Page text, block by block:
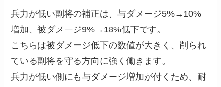
兵力が低い副将の補正は、与ダメージ5%→10%
増加、被ダメージ9%→18%低下です。
こちらは被ダメージ低下の数値が大きく、削られ
ている副将を守る方向に強く働きます。
兵力が低い側にも与ダメージ増加が付くため、耐